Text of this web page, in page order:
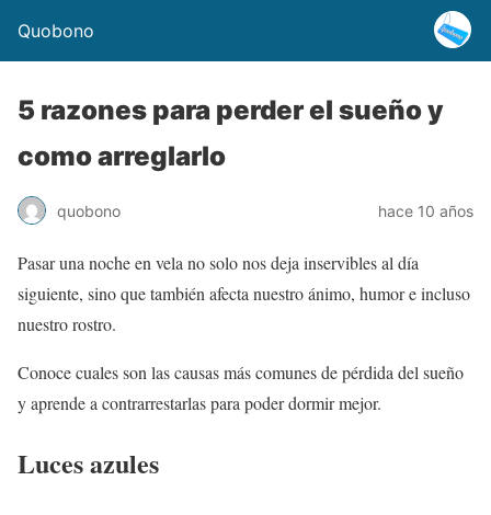
Quobono
5 razones para perder el sueño y
como arreglarlo
quobono hace 10 años
Pasar una noche en vela no solo nos deja inservibles al día
siguiente, sino que también afecta nuestro ánimo, humor e incluso
nuestro rostro.
Conoce cuales son las causas más comunes de pérdida del sueño
y aprende a contrarrestarlas para poder dormir mejor.
Luces azules